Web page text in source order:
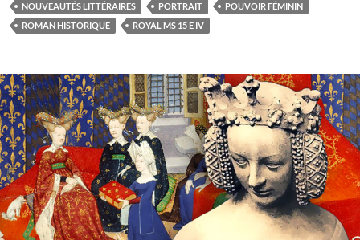
NOUVEAUTÉS LITTÉRAIRES
PORTRAIT
POUVOIR FÉMININ
ROMAN HISTORIQUE
ROYAL MS 15 E IV